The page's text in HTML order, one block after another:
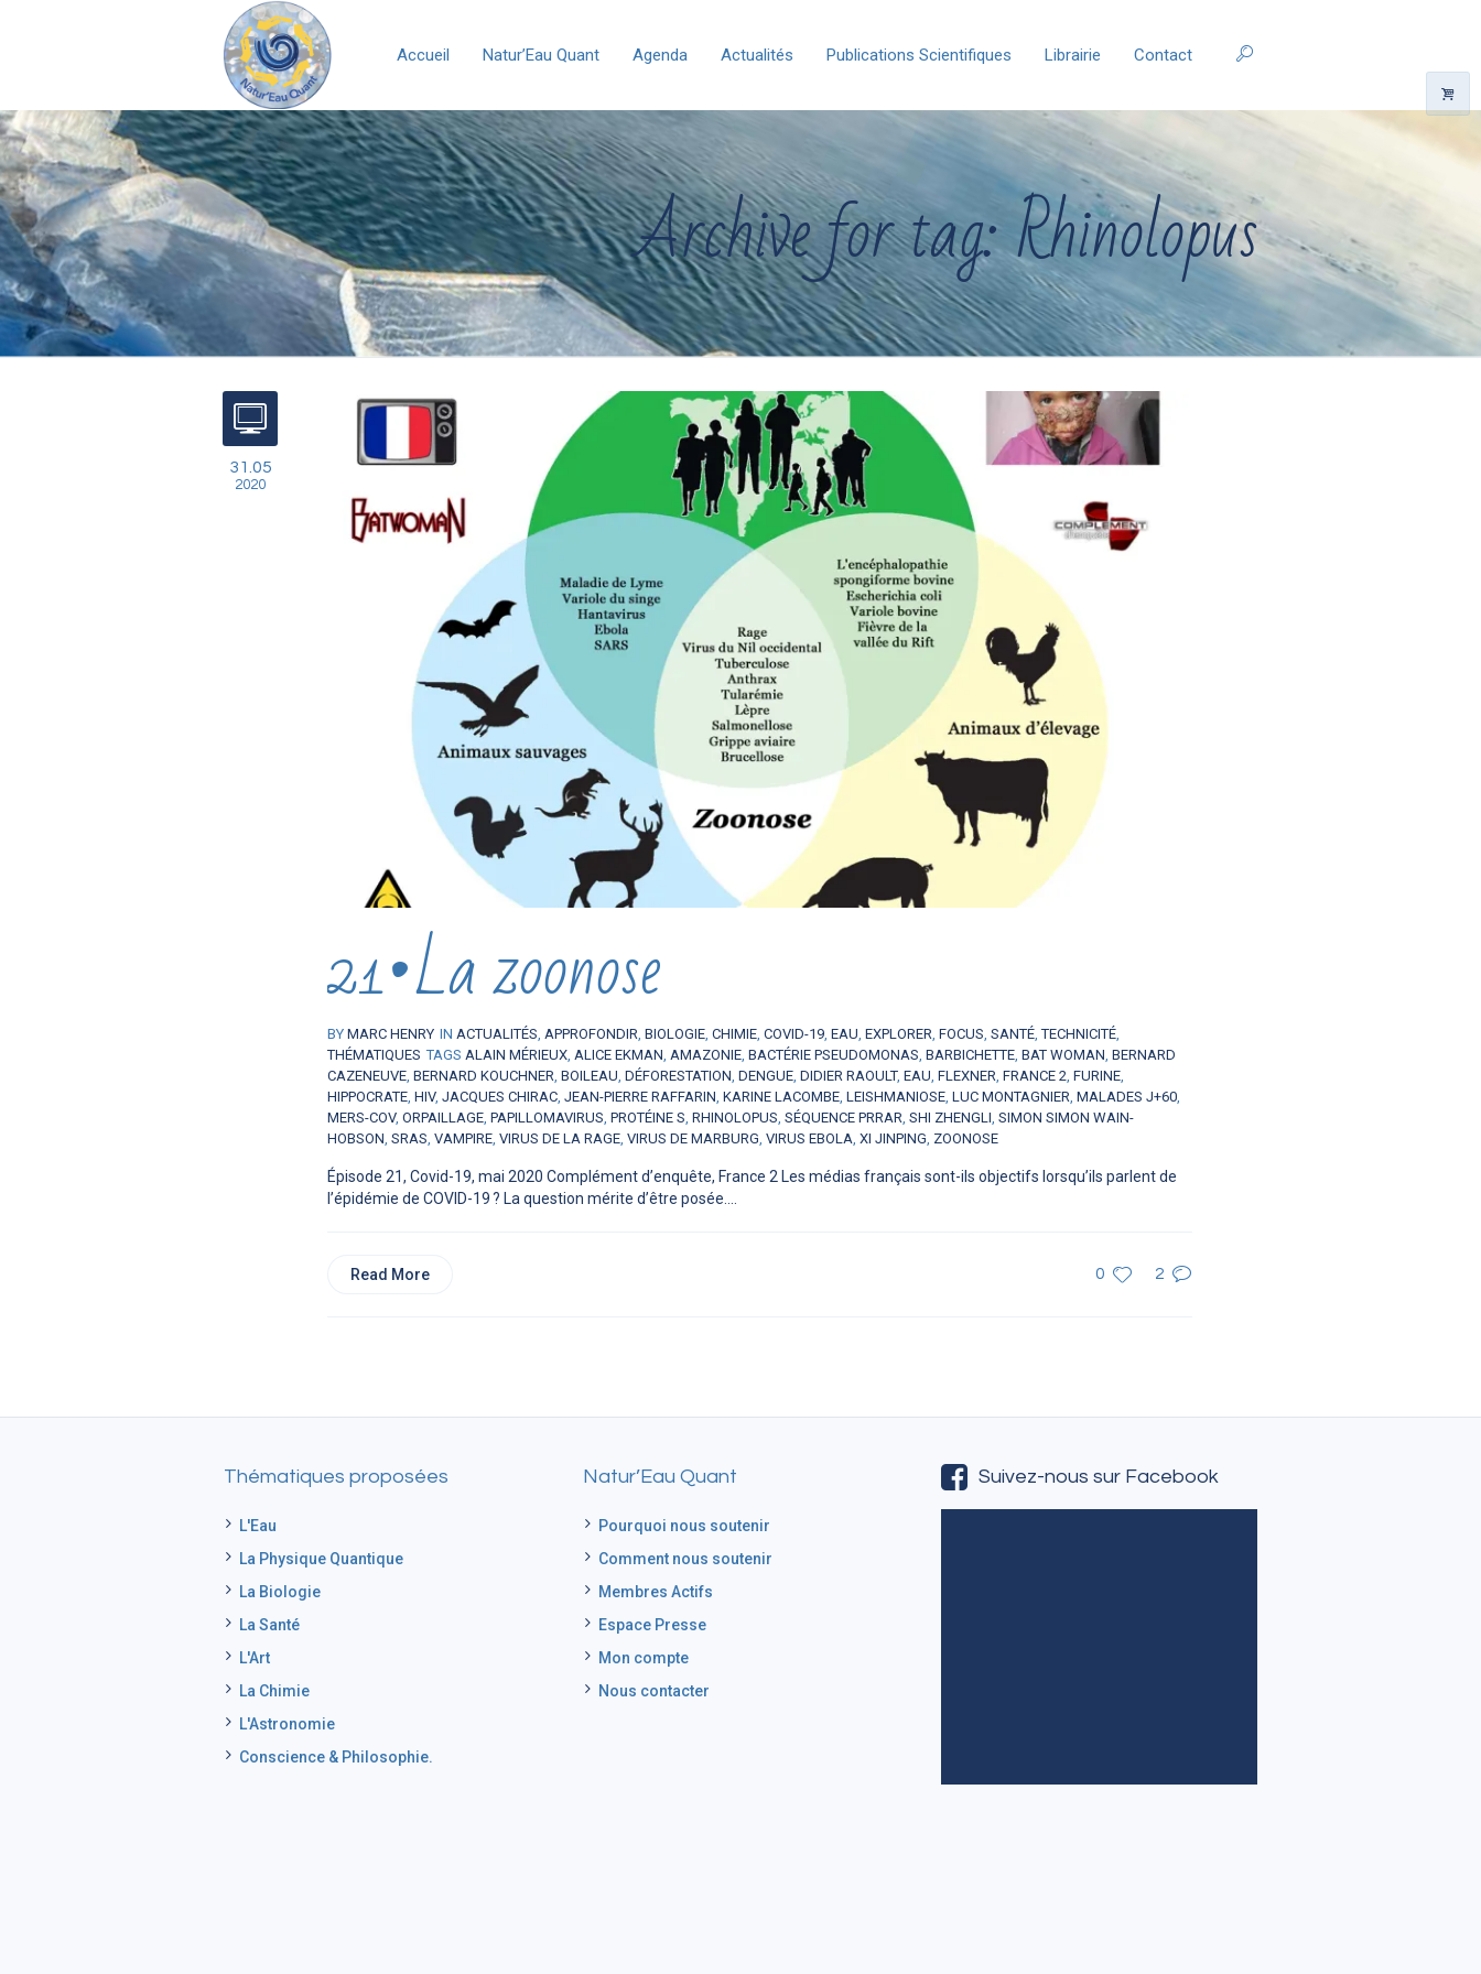
Accueil Natur’Eau Quant Agenda Actualités Publications Scientifiques Librairie Contact
Archive for tag: Rhinolopus
31.05
2020
21•La zoonose
BY MARC HENRY IN ACTUALITÉS, APPROFONDIR, BIOLOGIE, CHIMIE, COVID-19, EAU, EXPLORER, FOCUS, SANTÉ,TECHNICITÉ,
THÉMATIQUES TAGS ALAIN MÉRIEUX, ALICE EKMAN, AMAZONIE, BACTÉRIE PSEUDOMONAS, BARBICHETTE, BAT WOMAN, BERNARD
CAZENEUVE, BERNARD KOUCHNER, BOILEAU, DÉFORESTATION, DENGUE, DIDIER RAOULT, EAU, FLEXNER, FRANCE 2, FURINE,
HIPPOCRATE, HIV, JACQUES CHIRAC, JEAN-PIERRE RAFFARIN, KARINE LACOMBE, LEISHMANIOSE, LUC MONTAGNIER, MALADES J+60,
MERS-COV, ORPAILLAGE, PAPILLOMAVIRUS, PROTÉINE S, RHINOLOPUS, SÉQUENCE PRRAR, SHI ZHENGLI, SIMON SIMON WAIN-
HOBSON, SRAS, VAMPIRE, VIRUS DE LA RAGE, VIRUS DE MARBURG, VIRUS EBOLA, XI JINPING, ZOONOSE
Épisode 21, Covid-19, mai 2020 Complément d’enquête, France 2 Les médias français sont-ils objectifs lorsqu’ils parlent de
l’épidémie de COVID-19 ? La question mérite d’être posée....
0 2
Read More
Thématiques proposées
L'Eau
La Physique Quantique
La Biologie
La Santé
L'Art
La Chimie
L'Astronomie
Conscience & Philosophie.
Natur’Eau Quant
Pourquoi nous soutenir
Comment nous soutenir
Membres Actifs
Espace Presse
Mon compte
Nous contacter
Suivez-nous sur Facebook